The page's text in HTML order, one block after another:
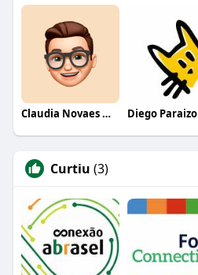
Claudia Novaes Novaes Diego Paraizo
Curtiu (3)